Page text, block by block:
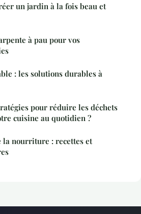
un jardin à la fois beau et
à pau pour vos
: les solutions durables à
pour réduire les déchets
cuisine au quotidien ?
la nourriture : recettes et